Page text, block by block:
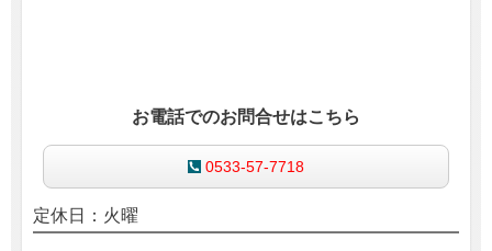
お電話でのお問合せはこちら
0533-57-7718
定休日：火曜